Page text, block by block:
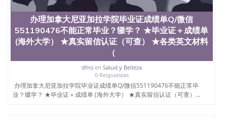
551190476 国外资格证书办理QQ微信551190476如何
办理学历认证QQ微信551190476海外文凭认证办理
QQ微信551190476 圣何塞州立大学（San Jose State
University, 又译为“圣荷西州立大学”）成立于1857
年，简称SJSU，是加州历史悠久的大学之一，也是美
西地区的公立大学之一。位于圣何塞市San Jose中
心，占地154公顷。它是一所位于加利福尼亚州的著
名综合性公立大学，它以极高的就业率，全美名列前
茅的毕业薪资，浓厚的多元化学术氛围，杰出的本科
教育质量，被《福克斯》杂志评选为全美50强公立综
办理加拿大尼亚加拉学院毕业证成绩单Q/微信
551190476不能正常毕业？辍学？ ★毕业证＋成绩单
(海外大学） ★真实留信认证（可查） ★各类英文材料
（
dfnsen Salud y Belleza
0 Respuestas
办理加拿大尼亚加拉学院毕业证成绩单Q/微信551190476不能正常毕
业？辍学？ ★毕业证＋成绩单 (海外大学） ★真实留信认证（可查）...